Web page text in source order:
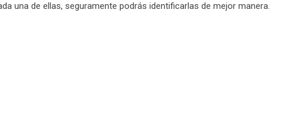
una de ellas, seguramente podrás identificarlas de mejor manera.